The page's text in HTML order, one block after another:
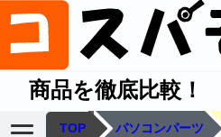
商品を徹底比較！
TOP パソコンパーツ